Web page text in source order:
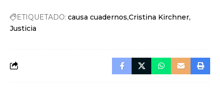
ETIQUETADO: causa cuadernos Cristina Kirchner
Justicia